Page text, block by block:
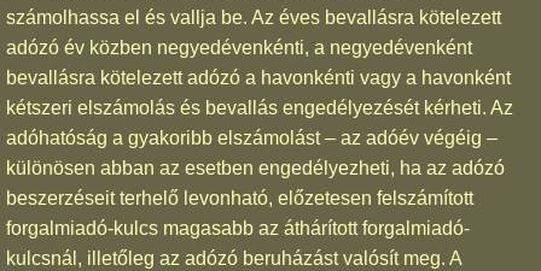
számolhassa el és vallja be. Az éves bevallásra kötelezett
adózó év közben negyedévenkénti, a negyedévenként
bevallásra kötelezett adózó a havonkénti vagy a havonként
kétszeri elszámolás és bevallás engedélyezését kérheti. Az
adóhatóság a gyakoribb elszámolást – az adóév végéig –
különösen abban az esetben engedélyezheti, ha az adózó
beszerzéseit terhelő levonható, előzetesen felszámított
forgalmiadó-kulcs magasabb az áthárított forgalmiadó-
kulcsnál, illetőleg az adózó beruházást valósít meg. A